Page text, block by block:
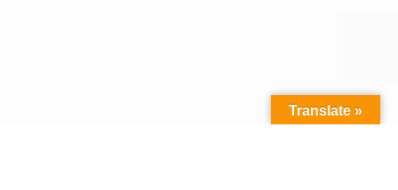
Translate »